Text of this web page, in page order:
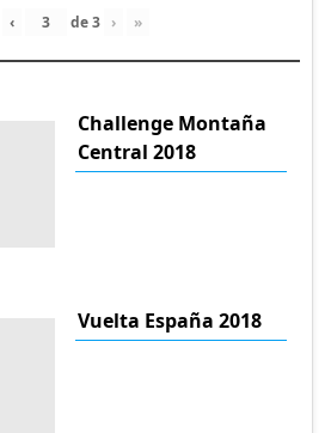
‹ de3 › »
Challenge Montaña
Central 2018
Vuelta España 2018